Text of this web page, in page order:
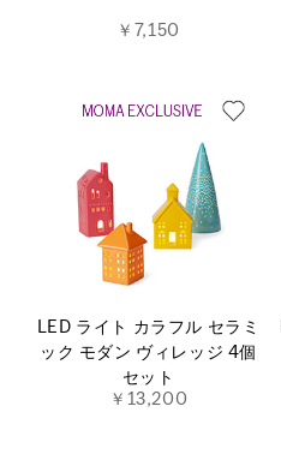
￥7,150
LED ライト カラフル セラミ
ック モダン ヴィレッジ 4個
セット
￥13,200